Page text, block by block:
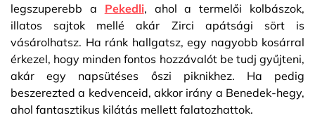
legszuperebb a Pekedli, ahol a termelői kolbászok,
illatos sajtok mellé akár Zirci apátsági sört is
vásárolhatsz. Ha ránk hallgatsz, egy nagyobb kosárral
érkezel, hogy minden fontos hozzávalót be tudj gyűjteni,
akár egy napsütéses őszi piknikhez. Ha pedig
beszerezted a kedvenceid, akkor irány a Benedek-hegy,
ahol fantasztikus kilátás mellett falatozhattok.